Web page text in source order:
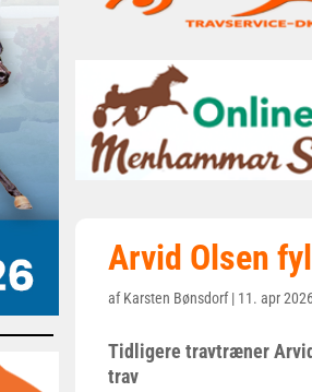
Arvid Olsen
afKarsten Bønsdorf| 11. apr
Tidligere travtræner
trav